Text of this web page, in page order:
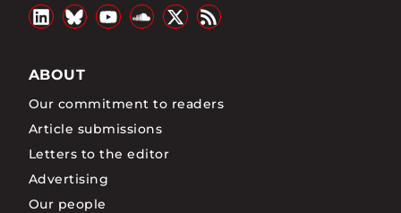
ABOUT
Our commitment to readers
Article submissions
Letters to the editor
Advertising
Our people